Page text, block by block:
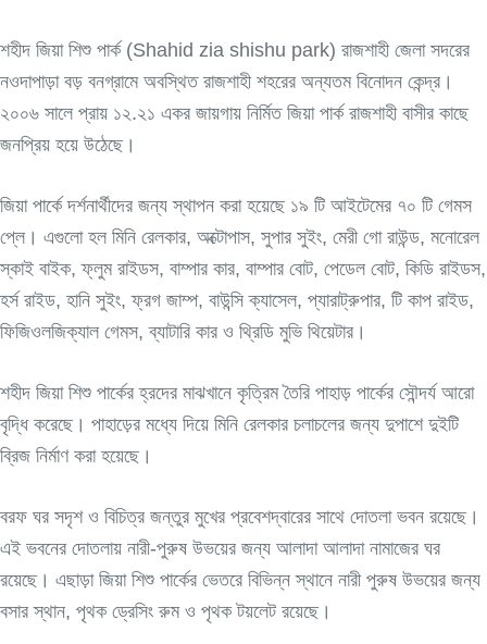
শহীদ জিয়া শিশু পার্ক (Shahid zia shishu park) রাজশাহী জেলা সদরের
নওদাপাড়া বড় বনগ্রামে অবস্থিত রাজশাহী শহরের অন্যতম বিনোদন কেন্দ্র।
২০০৬ সালে প্রায় ১২.২১ একর জায়গায় নির্মিত জিয়া পার্ক রাজশাহী বাসীর কাছে
জনপ্রিয় হয়ে উঠেছে।
জিয়া পার্কে দর্শনার্থীদের জন্য স্থাপন করা হয়েছে ১৯ টি আইটেমের ৭০ টি গেমস
প্লে। এগুলো হল মিনি রেলকার, অক্টোপাস, সুপার সুইং, মেরী গো রাউন্ড, মনোরেল
স্কাই বাইক, ফ্লুম রাইডস, বাম্পার কার, বাম্পার বোট, পেডেল বোট, কিডি রাইডস,
হর্স রাইড, হানি সুইং, ফ্রগ জাম্প, বাউন্সি ক্যাসেল, প্যারাট্রুপার, টি কাপ রাইড,
ফিজিওলজিক্যাল গেমস, ব্যাটারি কার ও থ্রিডি মুভি থিয়েটার।
শহীদ জিয়া শিশু পার্কের হ্রদের মাঝখানে কৃত্রিম তৈরি পাহাড় পার্কের সৌন্দর্য আরো
বৃদ্ধি করেছে। পাহাড়ের মধ্যে দিয়ে মিনি রেলকার চলাচলের জন্য দুপাশে দুইটি
ব্রিজ নির্মাণ করা হয়েছে।
বরফ ঘর সদৃশ ও বিচিত্র জন্তুর মুখের প্রবেশদ্বারের সাথে দোতলা ভবন রয়েছে।
এই ভবনের দোতলায় নারী-পুরুষ উভয়ের জন্য আলাদা আলাদা নামাজের ঘর
রয়েছে। এছাড়া জিয়া শিশু পার্কের ভেতরে বিভিন্ন স্থানে নারী পুরুষ উভয়ের জন্য
বসার স্থান, পৃথক ড্রেসিং রুম ও পৃথক টয়লেট রয়েছে।